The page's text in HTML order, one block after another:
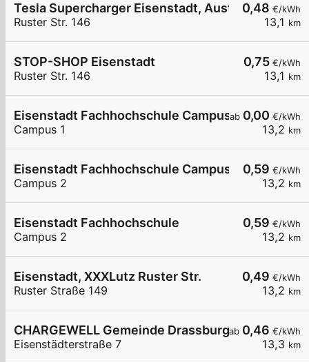
0,48 €/kWh
13,1 km
Tesla Supercharger Eisenstadt, Austria
Ruster Str. 146
0,75 €/kWh
13,1 km
STOP-SHOP Eisenstadt
Ruster Str. 146
ab 0,00 €/kWh
13,2 km
Eisenstadt Fachhochschule Campus 1
Campus 1
0,59 €/kWh
13,2 km
Eisenstadt Fachhochschule Campus2
Campus 2
0,59 €/kWh
13,2 km
Eisenstadt Fachhochschule
Campus 2
0,49 €/kWh
13,2 km
Eisenstadt, XXXLutz Ruster Str.
Ruster Straße 149
ab 0,46 €/kWh
13,3 km
CHARGEWELL Gemeinde Drassburg 1
Eisenstädterstraße 7